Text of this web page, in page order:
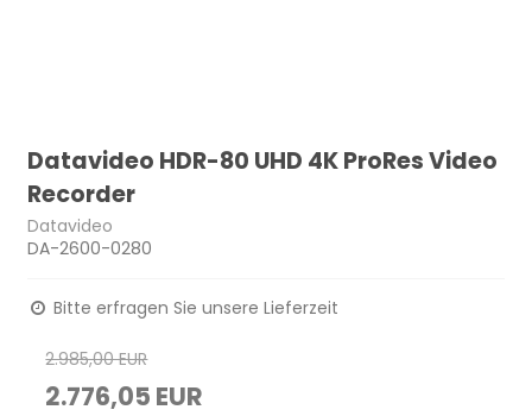
Datavideo HDR-80 UHD 4K ProRes Video
Recorder
Datavideo
DA-2600-0280
Bitte erfragen Sie unsere Lieferzeit
2.985,00 EUR
2.776,05 EUR